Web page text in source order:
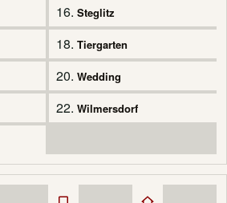
16. Steglitz
18. Tiergarten
20. Wedding
22. Wilmersdorf